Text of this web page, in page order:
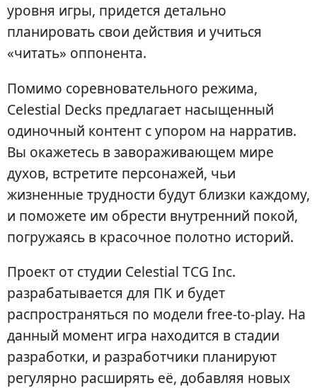
уровня игры, придется детально
планировать свои действия и учиться
«читать» оппонента.
Помимо соревновательного режима,
Celestial Decks предлагает насыщенный
одиночный контент с упором на нарратив.
Вы окажетесь в завораживающем мире
духов, встретите персонажей, чьи
жизненные трудности будут близки каждому,
и поможете им обрести внутренний покой,
погружаясь в красочное полотно историй.
Проект от студии Celestial TCG Inc.
разрабатывается для ПК и будет
распространяться по модели free-to-play. На
данный момент игра находится в стадии
разработки, и разработчики планируют
регулярно расширять её, добавляя новых